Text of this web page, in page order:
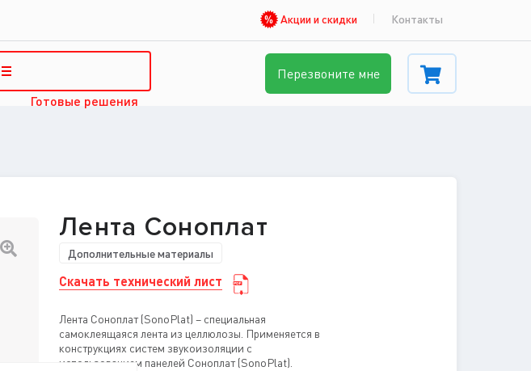
Акции и скидки Контакты
Готовые решения
Перезвоните мне
Лента Соноплат
Дополнительные материалы
Скачать технический лист
Лента Соноплат (SonoPlat) – специальная
самоклеящаяся лента из целлюлозы. Применяется в
конструкциях систем звукоизоляции с
использованием панелей Соноплат (SonoPlat).